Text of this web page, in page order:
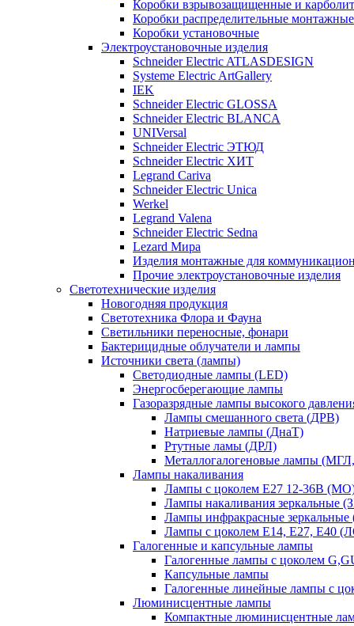
Коробки взрывозащищенные и
Коробки распределительные монтажные
Коробки установочные
Электроустановочные изделия
Schneider Electric ATLASDESIGN
Systeme Electric ArtGallery
IEK
Schneider Electric GLOSSA
Schneider Electric BLANCA
UNIVersal
Schneider Electric ЭТЮД
Schneider Electric ХИТ
Legrand Cariva
Schneider Electric Unica
Werkel
Legrand Valena
Schneider Electric Sedna
Lezard Мира
Изделия монтажные для
Прочие электроустановочные изделия
Светотехнические изделия
Новогодняя продукция
Светотехника Флора и Фауна
Светильники переносные, фонари
Бактерицидные облучатели и лампы
Источники света (лампы)
Светодиодные лампы (LED)
Энергосберегающие лампы
Газоразрядные лампы высокого
Лампы смешанного света (ДРВ)
Натриевые лампы (ДнаТ)
Ртутные ламы (ДРЛ)
Металлогалогеновые лампы
Лампы накаливания
Лампы с цоколем Е27 12-36В
Лампы накаливания зеркальные
Лампы инфракрасные
Лампы с цоколем Е14, Е27, Е40
Галогенные и капсульные лампы
Галогенные лампы с цоколем
Капсульные лампы
Галогенные линейные лампы с
Люминисцентные лампы
Компактные люминисцентные